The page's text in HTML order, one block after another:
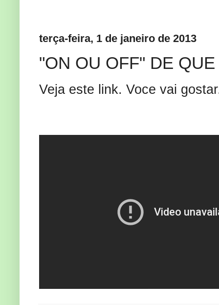
terça-feira, 1 de janeiro de 2013
"ON OU OFF" DE
Veja este link. Voce vai